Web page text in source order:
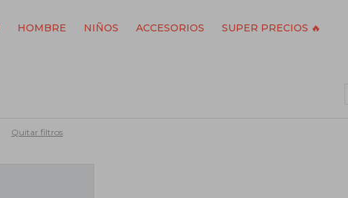
HOMBRE NIÑOS ACCESORIOS SUPER PRECIOS 🔥
Quitar filtros